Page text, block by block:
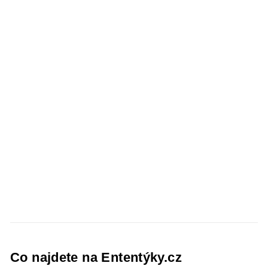
Co najdete na Ententýky.cz